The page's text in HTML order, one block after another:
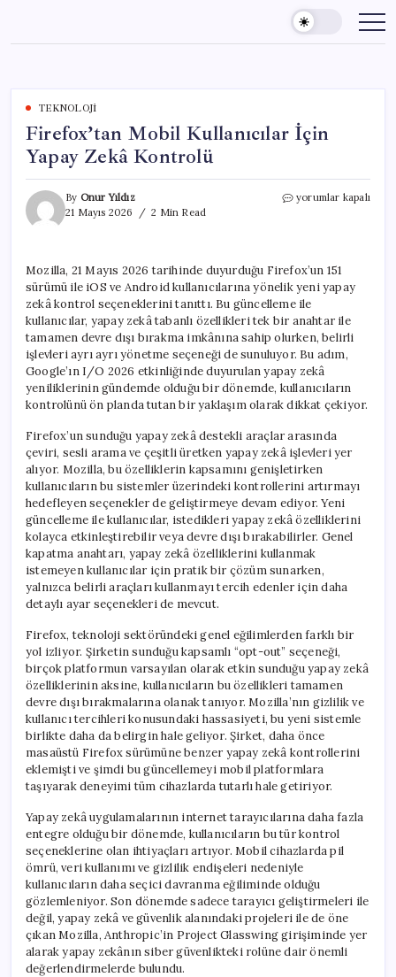
content
TEKNOLOJI
Firefox’tan Mobil Kullanıcılar İçin
Yapay Zekâ Kontrolü
By Onur Yıldız
21 Mayıs 2026
2 Min Read
Firefox’tan
Zekâ
Kontrolü
için
yorumlar kapalı
Mozilla, 21 Mayıs 2026 tarihinde duyurduğu Firefox’un 151
sürümü ile iOS ve Android kullanıcılarına yönelik yeni yapay
zekâ kontrol seçeneklerini tanıttı. Bu güncelleme ile
kullanıcılar, yapay zekâ tabanlı özellikleri tek bir anahtar ile
tamamen devre dışı bırakma imkânına sahip olurken, belirli
işlevleri ayrı ayrı yönetme seçeneği de sunuluyor. Bu adım,
Google’ın I/O 2026 etkinliğinde duyurulan yapay zekâ
yeniliklerinin gündemde olduğu bir dönemde, kullanıcıların
kontrolünü ön planda tutan bir yaklaşım olarak dikkat çekiyor.
Firefox’un sunduğu yapay zekâ destekli araçlar arasında
çeviri, sesli arama ve çeşitli üretken yapay zekâ işlevleri yer
alıyor. Mozilla, bu özelliklerin kapsamını genişletirken
kullanıcıların bu sistemler üzerindeki kontrollerini artırmayı
hedefleyen seçenekler de geliştirmeye devam ediyor. Yeni
güncelleme ile kullanıcılar, istedikleri yapay zekâ özelliklerini
kolayca etkinleştirebilir veya devre dışı bırakabilirler. Genel
kapatma anahtarı, yapay zekâ özelliklerini kullanmak
istemeyen kullanıcılar için pratik bir çözüm sunarken,
yalnızca belirli araçları kullanmayı tercih edenler için daha
detaylı ayar seçenekleri de mevcut.
Firefox, teknoloji sektöründeki genel eğilimlerden farklı bir
yol izliyor. Şirketin sunduğu kapsamlı “opt-out” seçeneği,
birçok platformun varsayılan olarak etkin sunduğu yapay zekâ
özelliklerinin aksine, kullanıcıların bu özellikleri tamamen
devre dışı bırakmalarına olanak tanıyor. Mozilla’nın gizlilik ve
kullanıcı tercihleri konusundaki hassasiyeti, bu yeni sistemle
birlikte daha da belirgin hale geliyor. Şirket, daha önce
masaüstü Firefox sürümüne benzer yapay zekâ kontrollerini
eklemişti ve şimdi bu güncellemeyi mobil platformlara
taşıyarak deneyimi tüm cihazlarda tutarlı hale getiriyor.
Yapay zekâ uygulamalarının internet tarayıcılarına daha fazla
entegre olduğu bir dönemde, kullanıcıların bu tür kontrol
seçeneklerine olan ihtiyaçları artıyor. Mobil cihazlarda pil
ömrü, veri kullanımı ve gizlilik endişeleri nedeniyle
kullanıcıların daha seçici davranma eğiliminde olduğu
gözlemleniyor. Son dönemde sadece tarayıcı geliştirmeleri ile
değil, yapay zekâ ve güvenlik alanındaki projeleri ile de öne
çıkan Mozilla, Anthropic’in Project Glasswing girişiminde yer
alarak yapay zekânın siber güvenlikteki rolüne dair önemli
değerlendirmelerde bulundu.